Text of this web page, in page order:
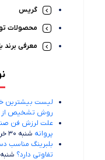
گریس
محصولات
معرفی برند
لیست بیشترین
روش تشخیص از
علت لرزش فن
پروانه شنبه 30 خرداد 1405
تفاوتی دارد؟ شنبه 30 خرداد 1405